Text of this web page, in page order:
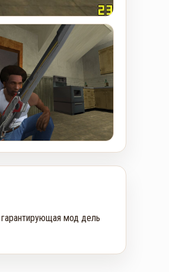
мод дель